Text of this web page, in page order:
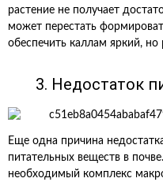
растение не получает
может перестать
обеспечить каллам яркий, но
3. Недостаток
Еще одна причина
питательных веществ в
необходимый комплекс